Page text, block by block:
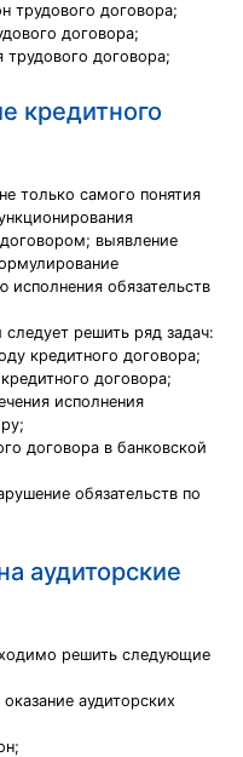
трудового договора;
договора;
договора;
кредитного
только самого понятия
выявление
обязательств
решить ряд задач:
кредитного договора;
договора;
исполнения
договора в банковской
обязательств по
аудиторские
решить следующие
аудиторских